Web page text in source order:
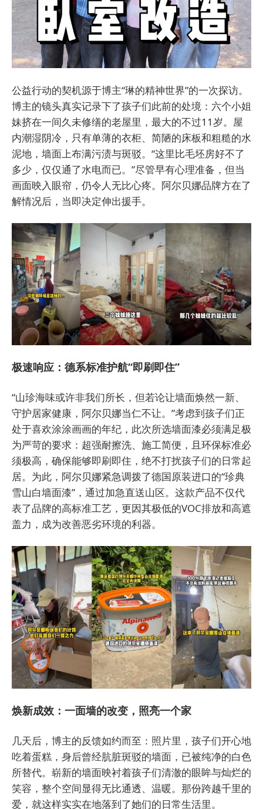
公益行动的契机源于博主“琳的精神世界”的一次探访。
博主的镜头真实记录下了孩子们此前的处境：六个小姐
妹挤在一间久未修缮的老屋里，最大的不过11岁。屋
内潮湿阴冷，只有单薄的衣柜、简陋的床板和粗糙的水
泥地，墙面上布满污渍与斑驳。“这里比毛坯房好不了
多少，仅仅通了水电而已。”尽管早有心理准备，但当
画面映入眼帘，仍令人无比心疼。阿尔贝娜品牌方在了
解情况后，当即决定伸出援手。
极速响应：德系标准护航“即刷即住”
“山珍海味或许非我们所长，但若论让墙面焕然一新、
守护居家健康，阿尔贝娜当仁不让。”考虑到孩子们正
处于喜欢涂涂画画的年纪，此次所选墙面漆必须满足极
为严苛的要求：超强耐擦洗、施工简便，且环保标准必
须极高，确保能够即刷即住，绝不打扰孩子们的日常起
居。为此，阿尔贝娜紧急调拨了德国原装进口的“珍典
雪山白墙面漆”，通过加急直送山区。这款产品不仅代
表了品牌的高标准工艺，更因其极低的VOC排放和高遮
盖力，成为改善恶劣环境的利器。
焕新成效：一面墙的改变，照亮一个家
几天后，博主的反馈如约而至：照片里，孩子们开心地
吃着蛋糕，身后曾经肮脏斑驳的墙面，已被纯净的白色
所替代。崭新的墙面映衬着孩子们清澈的眼眸与灿烂的
笑容，整个空间显得无比通透、温暖。那份跨越千里的
爱，就这样实实在地落到了她们的日常生活里。